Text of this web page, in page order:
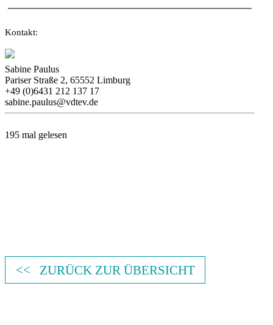
Kontakt:
Sabine Paulus
Pariser Straße 2, 65552 Limburg
+49 (0)6431 212 137 17
sabine.paulus@vdtev.de
195 mal gelesen
<< ZURÜCK ZUR ÜBERSICHT